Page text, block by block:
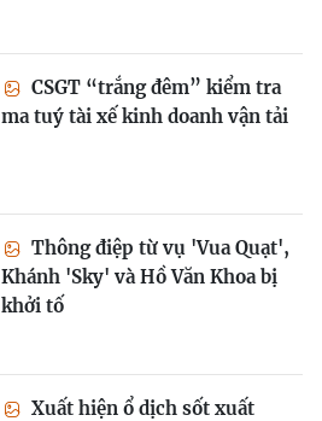
CSGT “trắng đêm” kiểm tra
ma tuý tài xế kinh doanh vận tải
Thông điệp từ vụ 'Vua Quạt',
Khánh 'Sky' và Hồ Văn Khoa bị
khởi tố
Xuất hiện ổ dịch sốt xuất